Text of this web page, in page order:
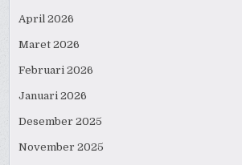
April 2026
Maret 2026
Februari 2026
Januari 2026
Desember 2025
November 2025